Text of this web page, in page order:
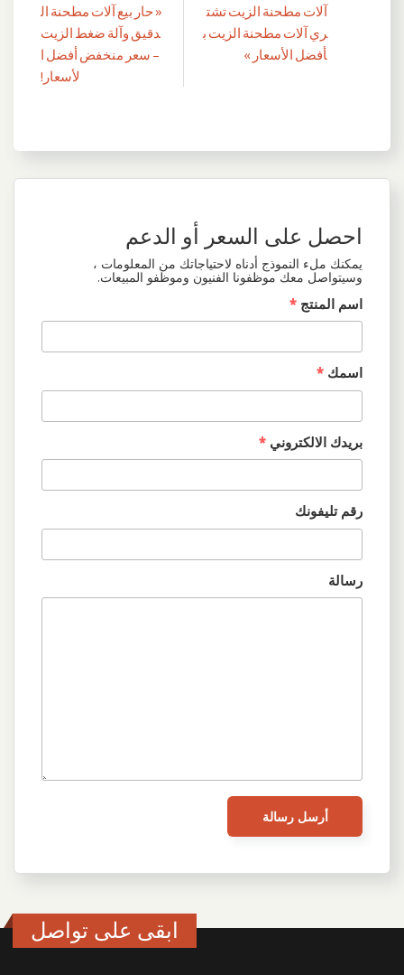
تصفّح
المقالات
« حار بيع آلات مطحنة ال
دقيق وآلة ضغط الزيت
– سعر منخفض أفضل ا
لأسعار!
آلات مطحنة الزيت تشت
ري آلات مطحنة الزيت ب
أفضل الأسعار »
احصل على السعر أو الدعم
يمكنك ملء النموذج أدناه لاحتياجاتك من المعلومات ،
وسيتواصل معك موظفونا الفنيون وموظفو المبيعات.
اسم المنتج *
اسمك *
بريدك الالكتروني *
رقم تليفونك
رسالة
ابقى على تواصل